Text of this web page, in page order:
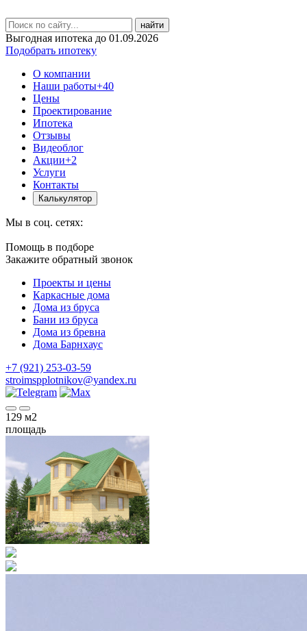
найти
Выгодная ипотека до 01.09.2026
Подобрать ипотеку
О компании
Наши работы+40
Цены
Проектирование
Ипотека
Отзывы
Видеоблог
Акции+2
Услуги
Контакты
Калькулятор
Мы в соц. сетях:
Помощь в подборе
Закажите обратный звонок
Проекты и цены
Каркасные дома
Дома из бруса
Бани из бруса
Дома из бревна
Дома Барнхаус
+7 (921) 253-03-59
stroimspplotnikov@yandex.ru
129 м2
площадь